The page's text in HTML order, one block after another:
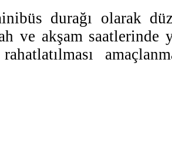
durağı olarak
ve akşam saatlerinde